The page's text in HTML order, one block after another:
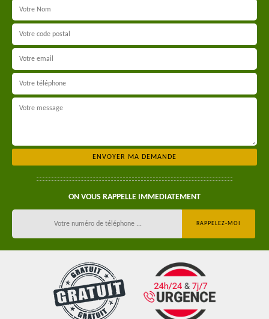
ON VOUS RAPPELLE IMMEDIATEMENT